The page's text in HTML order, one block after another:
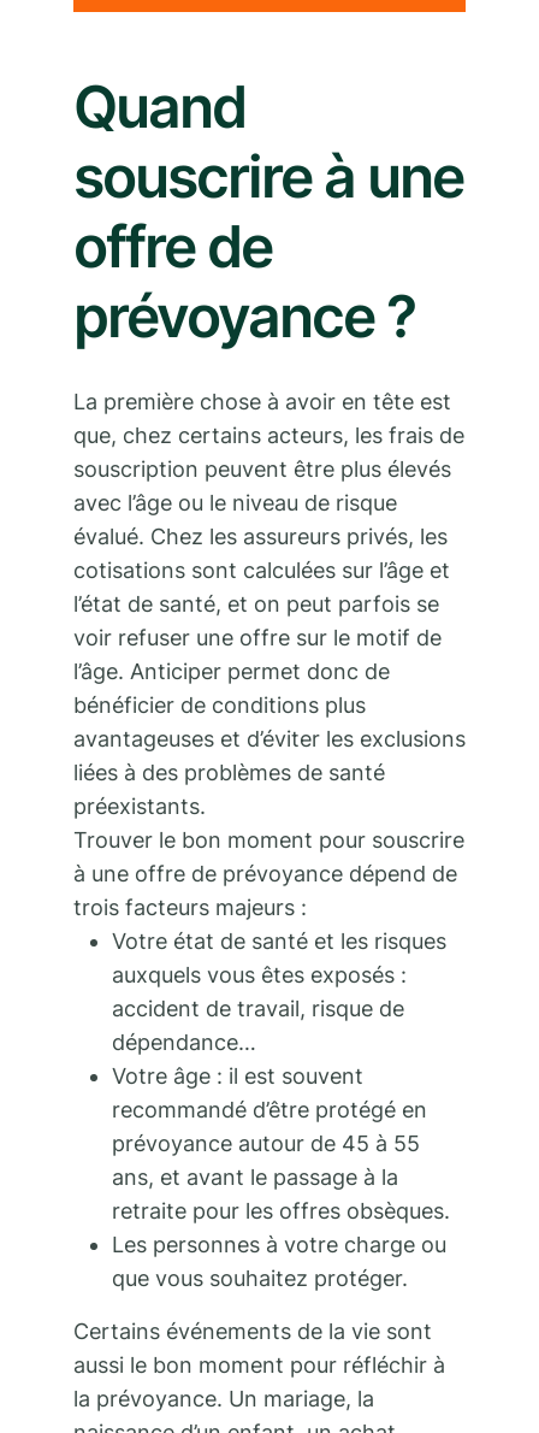
Quand
souscrire à une
offre de
prévoyance ?
La première chose à avoir en tête est
que, chez certains acteurs, les frais de
souscription peuvent être plus élevés
avec l’âge ou le niveau de risque
évalué. Chez les assureurs privés, les
cotisations sont calculées sur l’âge et
l’état de santé, et on peut parfois se
voir refuser une offre sur le motif de
l’âge. Anticiper permet donc de
bénéficier de conditions plus
avantageuses et d’éviter les exclusions
liées à des problèmes de santé
préexistants.
Trouver le bon moment pour souscrire
à une offre de prévoyance dépend de
trois facteurs majeurs :
Votre état de santé et les risques
auxquels vous êtes exposés :
accident de travail, risque de
dépendance…
Votre âge : il est souvent
recommandé d’être protégé en
prévoyance autour de 45 à 55
ans, et avant le passage à la
retraite pour les offres obsèques.
Les personnes à votre charge ou
que vous souhaitez protéger.
Certains événements de la vie sont
aussi le bon moment pour réfléchir à
la prévoyance. Un mariage, la